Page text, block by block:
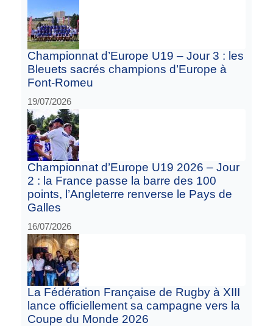
Championnat d’Europe U19 – Jour 3 : les
Bleuets sacrés champions d’Europe à
Font-Romeu
19/07/2026
Championnat d’Europe U19 2026 – Jour
2 : la France passe la barre des 100
points, l’Angleterre renverse le Pays de
Galles
16/07/2026
La Fédération Française de Rugby à XIII
lance officiellement sa campagne vers la
Coupe du Monde 2026